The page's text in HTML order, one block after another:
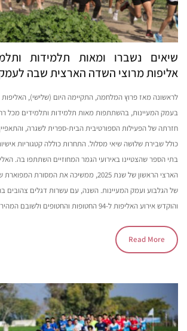
שיאים נשברו ומאות תלמידות
אליפות מרוצי השדה הארצית שבה לעמק
לראשונה מאז פרוץ המלחמה, התקיימה היום (שלישי),
בעמק המעיינות, בהשתתפות מאות תלמידות ותלמידים מכל
חזרתה של הפעילות הספורטיבית הבית-ספרית לשגרה, והתאפיין
כולל שבירת שלושה שיאי מסלול. התחרות כוללה קטגוריות
בתי הספר שהצטיינו באירועי הגמר המחוזיים השתתפו בה.
הארצי הראשון של שנת 2025, ממשיכה את
של הגלבוע ועמק המעיינות. השנה, עם עשרות דגלים צהובים
והוקדש אירוע האליפות ל-94 החטופות והחטופים ולשובם המהיר הביתה בשלום.
Read More